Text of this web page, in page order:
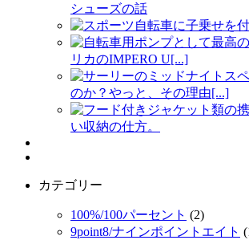
シューズの話
スポーツ自転車に子乗せを
自転車用ポンプとして最高
リカのIMPERO U[...]
サーリーのミッドナイトス
のか？やっと、その理由[...]
フード付きジャケット類の
い収納の仕方。
カテゴリー
100%/100パーセント (2)
9point8/ナインポイントエイト